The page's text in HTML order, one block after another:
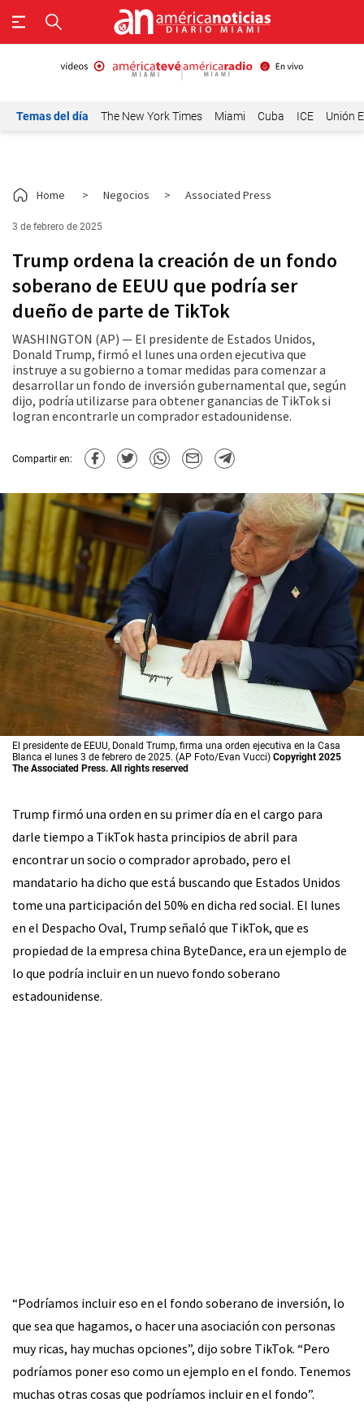
Temas del día The New York Times Miami Cuba ICE Unión
Home > Negocios > Associated Press
3 de febrero de 2025
Trump ordena la creación de un fondo
soberano de EEUU que podría ser
dueño de parte de TikTok
WASHINGTON (AP) — El presidente de Estados Unidos,
Donald Trump, firmó el lunes una orden ejecutiva que
instruye a su gobierno a tomar medidas para comenzar a
desarrollar un fondo de inversión gubernamental que, según
dijo, podría utilizarse para obtener ganancias de TikTok si
logran encontrarle un comprador estadounidense.
Compartir en:
El presidente de EEUU, Donald Trump, firma una orden ejecutiva en la Casa
Blanca el lunes 3 de febrero de 2025. (AP Foto/Evan Vucci) Copyright 2025
The Associated Press. All rights reserved
Trump firmó una orden en su primer día en el cargo para
darle tiempo a TikTok hasta principios de abril para
encontrar un socio o comprador aprobado, pero el
mandatario ha dicho que está buscando que Estados Unidos
tome una participación del 50% en dicha red social. El lunes
en el Despacho Oval, Trump señaló que TikTok, que es
propiedad de la empresa china ByteDance, era un ejemplo de
lo que podría incluir en un nuevo fondo soberano
estadounidense.
“Podríamos incluir eso en el fondo soberano de inversión, lo
que sea que hagamos, o hacer una asociación con personas
muy ricas, hay muchas opciones”, dijo sobre TikTok. “Pero
podríamos poner eso como un ejemplo en el fondo. Tenemos
muchas otras cosas que podríamos incluir en el fondo”.